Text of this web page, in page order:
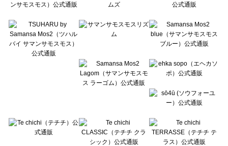
Te chichi CLASSIC（テチチ クラシック）の福袋一覧
Lugnoncure（ルノンキュール）の福袋一覧
BETTY'S BLUE（べティーズブルー）の福袋一覧
Wpc.（ワールドパーティー）の福袋一覧